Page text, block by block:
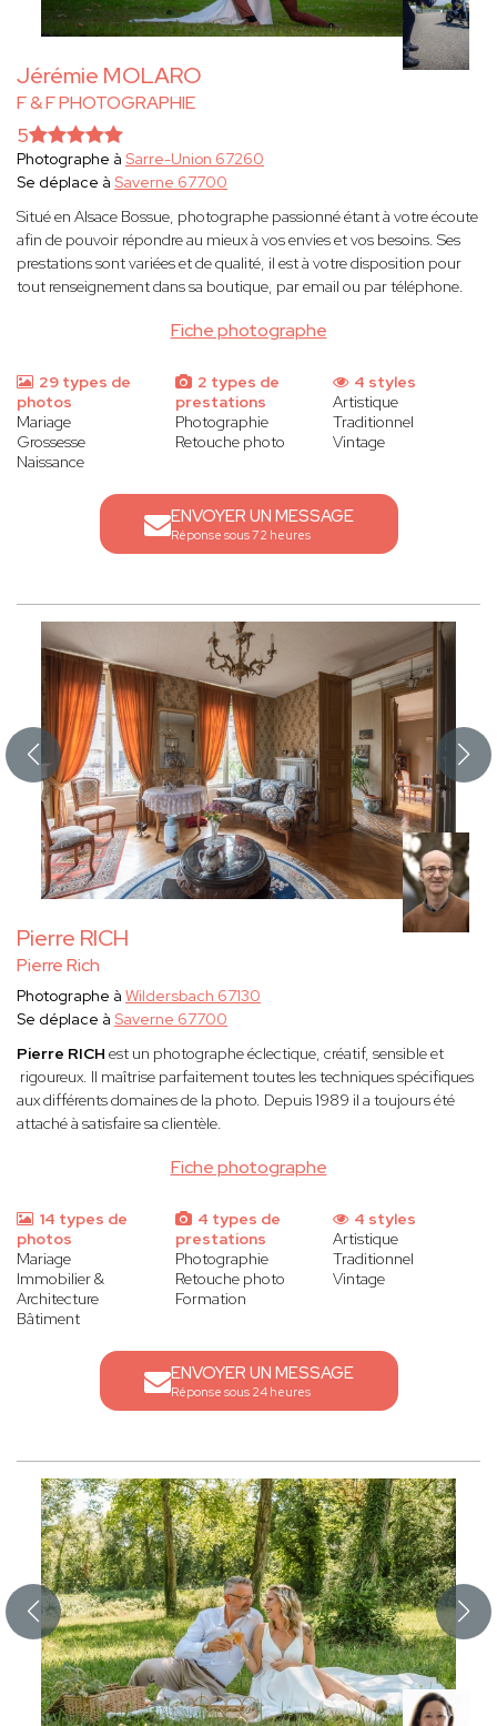
Jérémie MOLARO
F & F PHOTOGRAPHIE
Fiche photographe
5
Photographe à Sarre-Union 67260
Se déplace à Saverne 67700
Situé en Alsace Bossue, photographe passionné étant à votre écoute
afin de pouvoir répondre au mieux à vos envies et vos besoins. Ses
prestations sont variées et de qualité, il est à votre disposition pour
tout renseignement dans sa boutique, par email ou par téléphone.
29 types de
photos
Mariage
Grossesse
Naissance
2 types de
prestations
Photographie
Retouche photo
4 styles
Artistique
Traditionnel
Vintage
ENVOYER UN MESSAGE
Réponse sous 72 heures
Pierre RICH
Pierre Rich
Fiche photographe
Photographe à Wildersbach 67130
Se déplace à Saverne 67700
Pierre RICH est un photographe éclectique, créatif, sensible et
rigoureux. Il maîtrise parfaitement toutes les techniques spécifiques
aux différents domaines de la photo. Depuis 1989 il a toujours été
attaché à satisfaire sa clientèle.
14 types de
photos
Mariage
Immobilier &
Architecture
Bâtiment
4 types de
prestations
Photographie
Retouche photo
Formation
4 styles
Artistique
Traditionnel
Vintage
ENVOYER UN MESSAGE
Réponse sous 24 heures